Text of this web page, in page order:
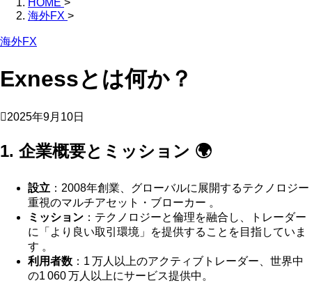
HOME >
海外FX >
海外FX
Exnessとは何か？
2025年9月10日
1. 企業概要とミッション 🌍
設立 ：2008年創業、グローバルに展開するテクノロジー
重視のマルチアセット・ブローカー 。
ミッション ：テクノロジーと倫理を融合し、トレーダー
に「より良い取引環境」を提供することを目指していま
す 。
利用者数 ：1 万人以上のアクティブトレーダー、世界中
の1 060 万人以上にサービス提供中。